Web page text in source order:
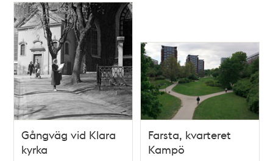
Gångväg vid Klara
kyrka
Farsta, kvarteret
Kampö